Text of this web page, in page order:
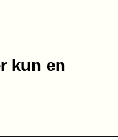
kun en